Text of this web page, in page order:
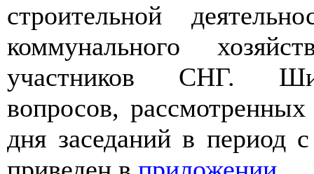
строительной
коммунального
участников СНГ.
вопросов,
дня заседаний в период